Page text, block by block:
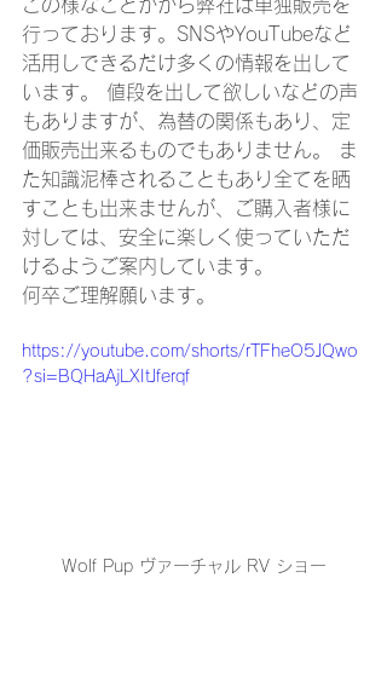
この様なことかから弊社は単独販売を
行っております。SNSやYouTubeなど
活用しできるだけ多くの情報を出して
います。 値段を出して欲しいなどの声
もありますが、為替の関係もあり、定
価販売出来るものでもありません。 ま
た知識泥棒されることもあり全てを晒
すことも出来ませんが、ご購入者様に
対しては、安全に楽しく使っていただ
けるようご案内しています。
何卒ご理解願います。
https://youtube.com/shorts/rTFheO5JQwo
?si=BQHaAjLXItJferqf
Wolf Pup ヴァーチャル RV ショー